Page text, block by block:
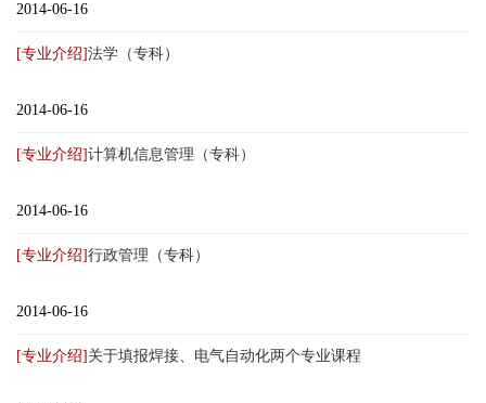
2014-06-16
[专业介绍]法学（专科）
2014-06-16
[专业介绍]计算机信息管理（专科）
2014-06-16
[专业介绍]行政管理（专科）
2014-06-16
[专业介绍] 关于填报焊接、电气自动化两个专业课程